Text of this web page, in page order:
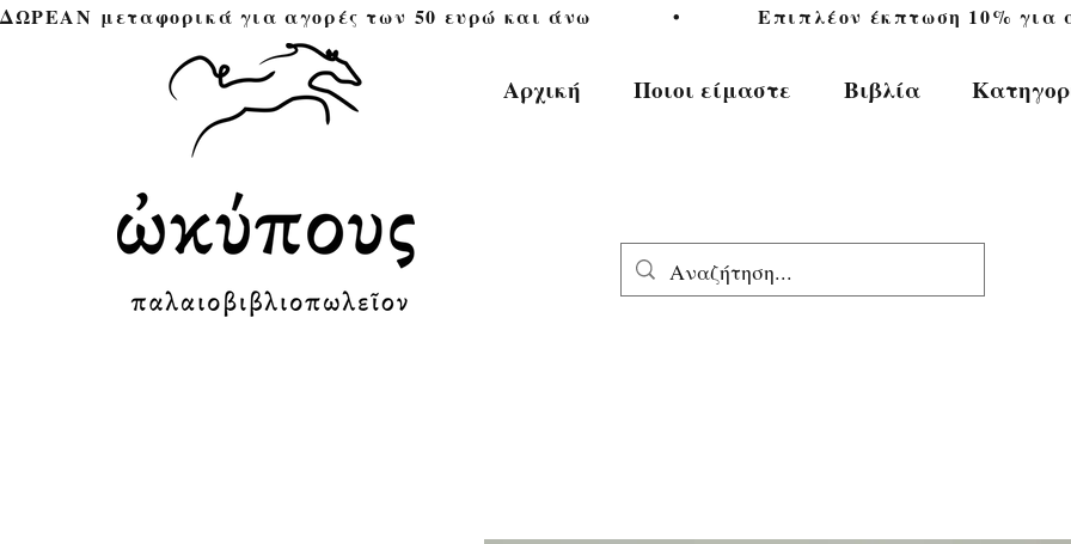
ΔΩΡΕΑΝ μεταφορικά για αγορές των 50 ευρώ και άνω            •           Επιπλέον έκπτωση 10%
Αρχική Ποιοι είμαστε Βιβλία